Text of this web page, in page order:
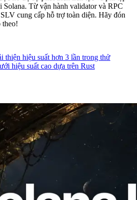
Solana. Từ vận hành validator và RPC
cung cấp hỗ trợ toàn diện. Hãy đón
theo!
thiện hiệu suất hơn 3 lần trong thử
hiệu suất cao dựa trên Rust